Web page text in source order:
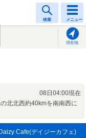
検索 メニュー
現在地
08日04:00現在
北北西約40kmを南南西に
Daizy Cafe(デイジーカフェ)